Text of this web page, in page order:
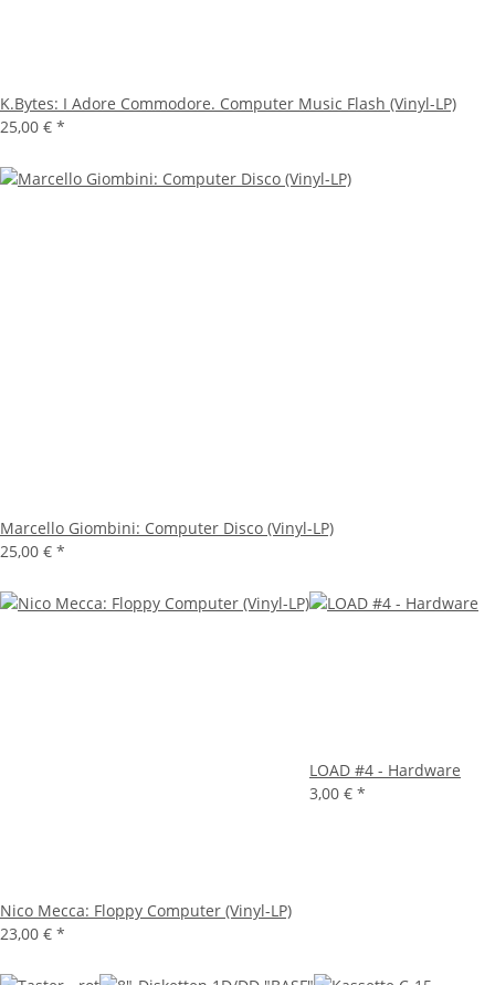
K.Bytes: I Adore Commodore. Computer Music Flash (Vinyl-LP)
25,00 € *
Marcello Giombini: Computer Disco (Vinyl-LP)
25,00 € *
Nico Mecca: Floppy Computer (Vinyl-LP)
23,00 € *
LOAD #4 - Hardware
3,00 € *